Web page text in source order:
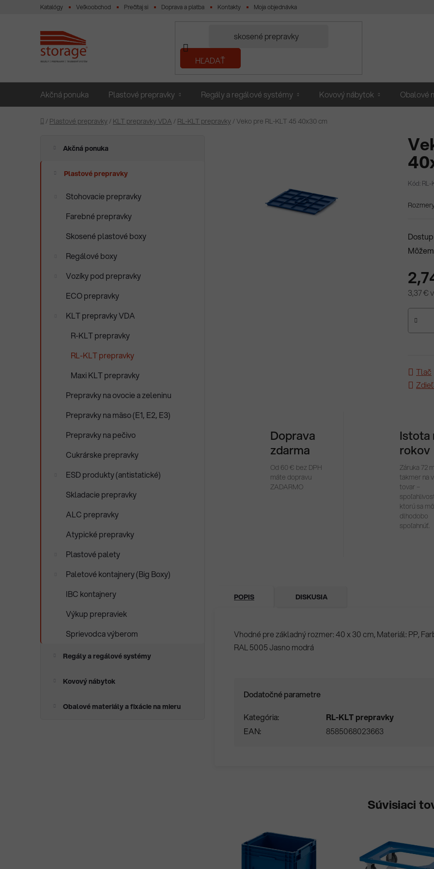
Katalógy Veľkoobchod Prečítaj si Doprava a platba Kontakty Moja objednávka
HĽADAŤ
Akčná ponuka Plastové prepravky Regály a regálové systémy Kovový nábytok Obalové
Domov
/ Plastové prepravky/ KLT prepravky VDA / RL-KLT prepravky/Veko pre RL-KLT 45 40x30 cm
č
kategórie
t
Akčná ponuka
Plastové prepravky
Stohovacie prepravky
Farebné prepravky
Skosené plastové boxy
Regálové boxy
Vozíky pod prepravky
ECO prepravky
KLT prepravky VDA
R-KLT prepravky
RL-KLT prepravky
Maxi KLT prepravky
Prepravky na ovocie a zeleninu
Prepravky na mäso (E1, E2, E3)
Prepravky na pečivo
Cukrárske prepravky
ESD produkty (antistatické)
Skladacie prepravky
ALC prepravky
Atypické prepravky
Plastové palety
Paletové kontajnery (Big Boxy)
IBC kontajnery
Výkup prepraviek
Sprievodca výberom
Regály a regálové systémy
Kovový nábytok
Obalové materiály a fixácie na mieru
Kód:
3,37 €
Tlač
Doprava
zdarma
Od 60 € bez DPH
máte dopravu
ZADARMO
Istota
rokov
Záruka 72
takmer na
tovar –
ktorú sa
dlhodobo
spoľahnúť.
POPIS DISKUSIA
Vhodné pre základný rozmer: 40 x 30 cm, Materiál: PP,
RAL 5005 Jasno modrá
Dodatočné parametre
Kategória
RL-KLT prepravky
EAN
8585068023663
Súvisiaci